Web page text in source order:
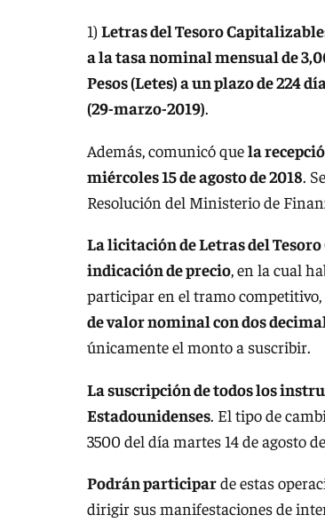
1) Letras del Tesoro
a la tasa nominal mensual de
Pesos (Letes) a un plazo de 224
(29-marzo-2019).
Además, comunicó quela
miércoles 15 de agosto de 2018.
Resolución del Ministerio de
La licitación de Letras del
indicación de precio, en la cual
participar en el tramo competitivo,
de valor nominal con dos
únicamente el monto a suscribir.
La suscripción de todos los
Estadounidenses. El tipo de
3500 del día martes 14 de agosto
Podrán participarde estas
dirigir sus manifestaciones de